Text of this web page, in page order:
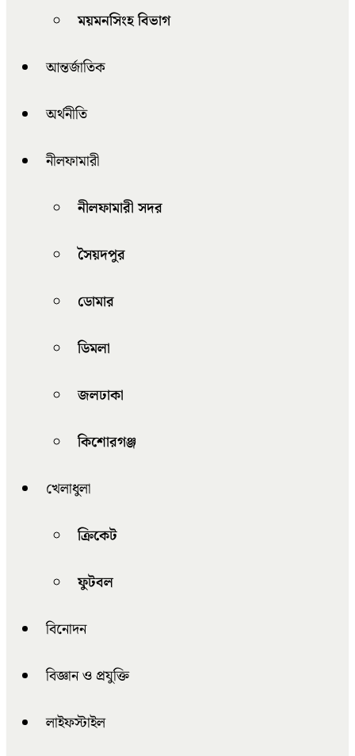
ময়মনসিংহ বিভাগ
আন্তর্জাতিক
অর্থনীতি
নীলফামারী
নীলফামারী সদর
সৈয়দপুর
ডোমার
ডিমলা
জলঢাকা
কিশোরগঞ্জ
খেলাধুলা
ক্রিকেট
ফুটবল
বিনোদন
বিজ্ঞান ও প্রযুক্তি
লাইফস্টাইল